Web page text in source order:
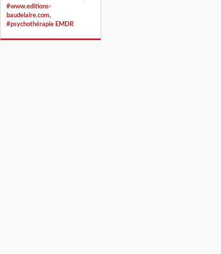
#www.editions-
baudelaire.com,
#psychothérapie EMDR